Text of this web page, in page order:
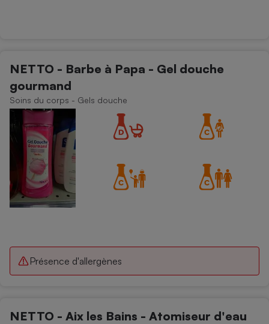
NETTO - Barbe à Papa - Gel douche
gourmand
Soins du corps - Gels douche
Présence d'allergènes
NETTO - Aix les Bains - Atomiseur d'eau